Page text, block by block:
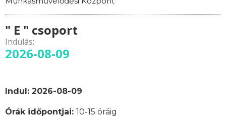
" E " csoport
Indulás:
2026-08-09
Indul: 2026-08-09
Órák időpontjai: 10-15 óráig